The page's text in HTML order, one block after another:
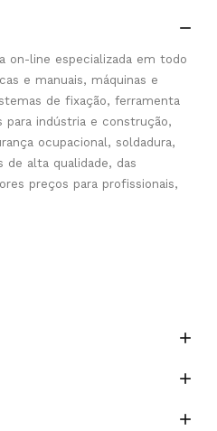

on-line especializada em todo
e manuais, máquinas e
de fixação, ferramenta
indústria e construção,
ocupacional, soldadura,
de alta qualidade, das
preços para profissionais,


